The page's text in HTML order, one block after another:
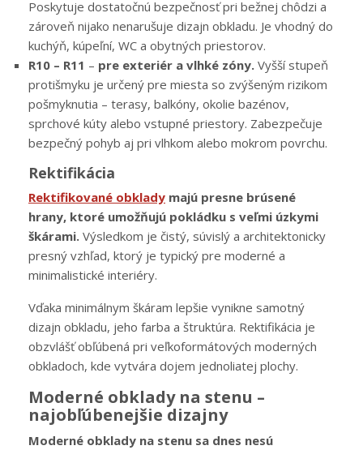
Poskytuje dostatočnú bezpečnosť pri bežnej chôdzi a
zároveň nijako nenarušuje dizajn obkladu. Je vhodný do
kuchýň, kúpeľní, WC a obytných priestorov.
R10 – R11 – pre exteriér a vlhké zóny. Vyšší stupeň
protišmyku je určený pre miesta so zvýšeným rizikom
pošmyknutia – terasy, balkóny, okolie bazénov,
sprchové kúty alebo vstupné priestory. Zabezpečuje
bezpečný pohyb aj pri vlhkom alebo mokrom povrchu.
Rektifikácia
Rektifikované obklady majú presne brúsené
hrany, ktoré umožňujú pokládku s veľmi úzkymi
škárami. Výsledkom je čistý, súvislý a architektonicky
presný vzhľad, ktorý je typický pre moderné a
minimalistické interiéry.
Vďaka minimálnym škáram lepšie vynikne samotný
dizajn obkladu, jeho farba a štruktúra. Rektifikácia je
obzvlášť obľúbená pri veľkoformátových moderných
obkladoch, kde vytvára dojem jednoliatej plochy.
Moderné obklady na stenu –
najobľúbenejšie dizajny
Moderné obklady na stenu sa dnes nesú